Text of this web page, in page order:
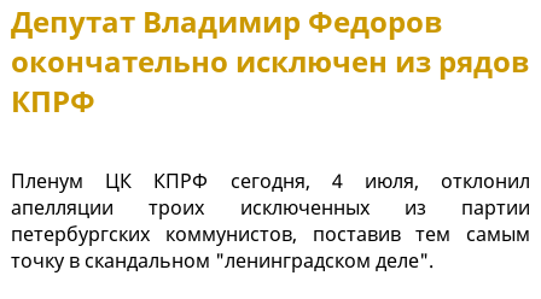
Депутат Владимир Федоров
окончательно исключен из рядов
КПРФ
Пленум ЦК КПРФ сегодня, 4 июля, отклонил
апелляции троих исключенных из партии
петербургских коммунистов, поставив тем самым
точку в скандальном "ленинградском деле".